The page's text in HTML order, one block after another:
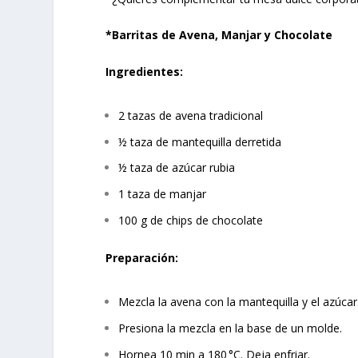
*Barritas de Avena, Manjar y Chocolate
Ingredientes:
2 tazas de avena tradicional
½ taza de mantequilla derretida
½ taza de azúcar rubia
1 taza de manjar
100 g de chips de chocolate
Preparación:
Mezcla la avena con la mantequilla y el
Presiona la mezcla en la base de un molde.
Hornea 10 min a 180 °C. Deja enfriar.